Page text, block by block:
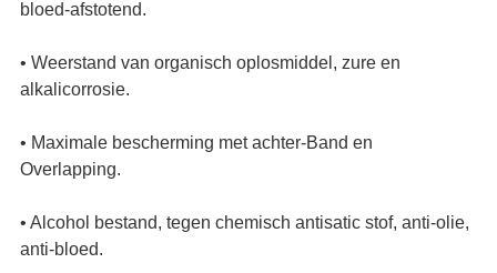
bloed-afstotend.
• Weerstand van organisch oplosmiddel, zure en
alkalicorrosie.
• Maximale bescherming met achter-Band en
Overlapping.
• Alcohol bestand, tegen chemisch antisatic stof, anti-olie,
anti-bloed.